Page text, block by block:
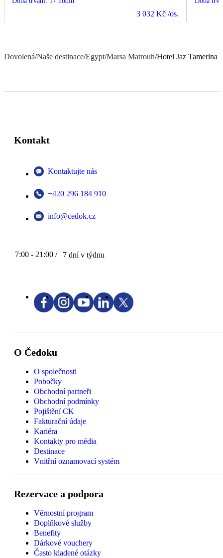
3 032 Kč /os.
Dovolená/Naše destinace/Egypt/Marsa Matrouh/Hotel Jaz Tamerina
Kontakt
Kontaktujte nás
+420 296 184 910
info@cedok.cz
7:00 - 21:00 / 7 dní v týdnu
O Čedoku
O společnosti
Pobočky
Obchodní partneři
Obchodní podmínky
Pojištění CK
Fakturační údaje
Kariéra
Kontakty pro média
Destinace
Vnitřní oznamovací systém
Rezervace a podpora
Věrnostní program
Doplňkové služby
Benefity
Dárkové vouchery
Často kladené otázky